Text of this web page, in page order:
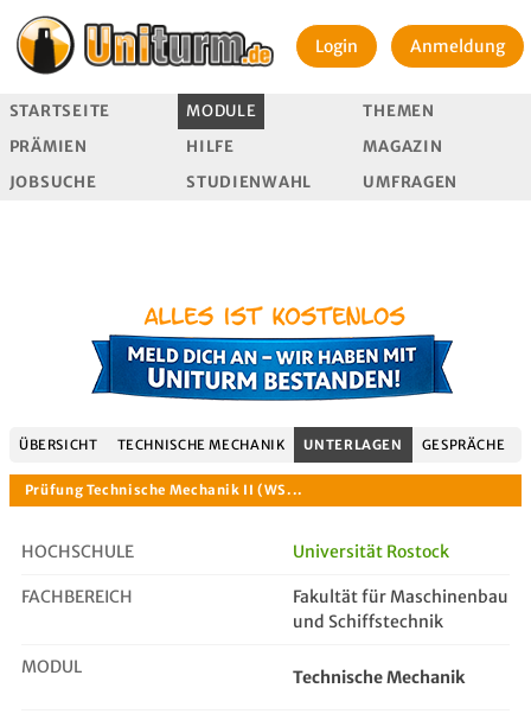
Login Anmeldung
STARTSEITE MODULE
THEMEN
PRÄMIEN
HILFE
MAGAZIN
JOBSUCHE
STUDIENWAHL UMFRAGEN
ÜBERSICHT TECHNISCHE MECHANIK UNTERLAGEN GESPRÄCHE
Prüfung Technische Mechanik II (WS...
HOCHSCHULE Universität Rostock
FACHBEREICH
Fakultät für Maschinenbau
und Schiffstechnik
MODUL Technische Mechanik